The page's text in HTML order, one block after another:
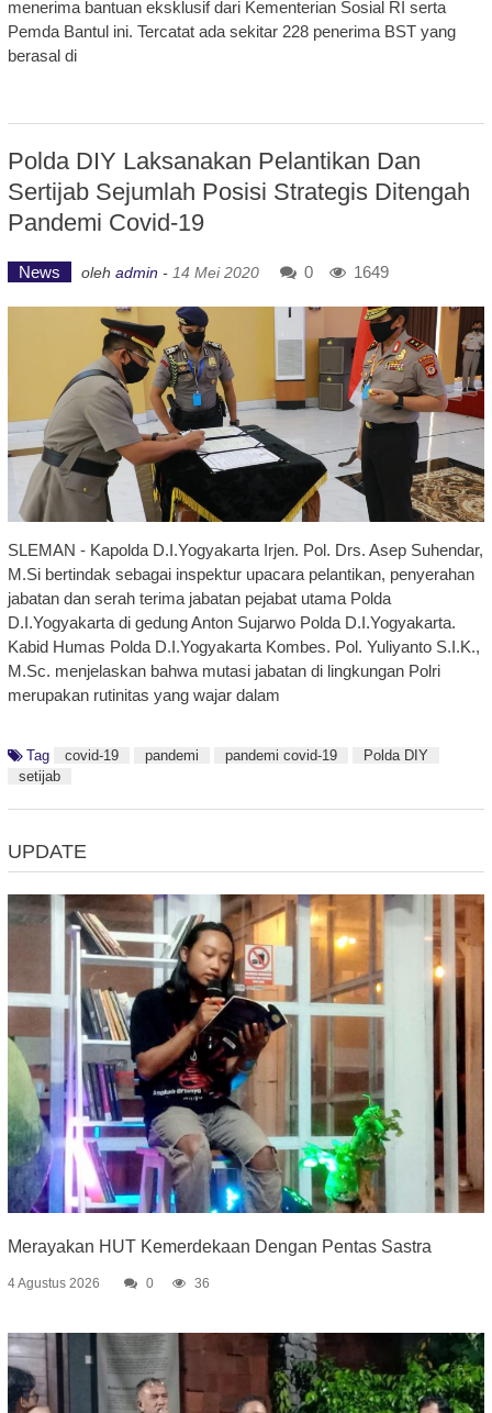
menerima bantuan eksklusif dari Kementerian Sosial RI serta
Pemda Bantul ini. Tercatat ada sekitar 228 penerima BST yang
berasal di
Polda DIY Laksanakan Pelantikan Dan
Sertijab Sejumlah Posisi Strategis Ditengah
Pandemi Covid-19
News oleh admin - 14 Mei 2020 0 1649
SLEMAN - Kapolda D.I.Yogyakarta Irjen. Pol. Drs. Asep Suhendar,
M.Si bertindak sebagai inspektur upacara pelantikan, penyerahan
jabatan dan serah terima jabatan pejabat utama Polda
D.I.Yogyakarta di gedung Anton Sujarwo Polda D.I.Yogyakarta.
Kabid Humas Polda D.I.Yogyakarta Kombes. Pol. Yuliyanto S.I.K.,
M.Sc. menjelaskan bahwa mutasi jabatan di lingkungan Polri
merupakan rutinitas yang wajar dalam
Tag covid-19 pandemi pandemi covid-19
Polda DIY
setijab
UPDATE
Merayakan HUT Kemerdekaan Dengan Pentas Sastra
4 Agustus 2026 0 36